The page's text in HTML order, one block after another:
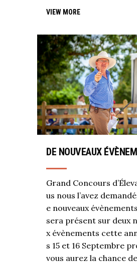
VIEW MORE
DE NOUVEAUX
Grand Concours
us nous l’avez
e nouveaux
sera présent sur deux
x évènements cette
s 15 et 16 Septembre
vous aurez la chance